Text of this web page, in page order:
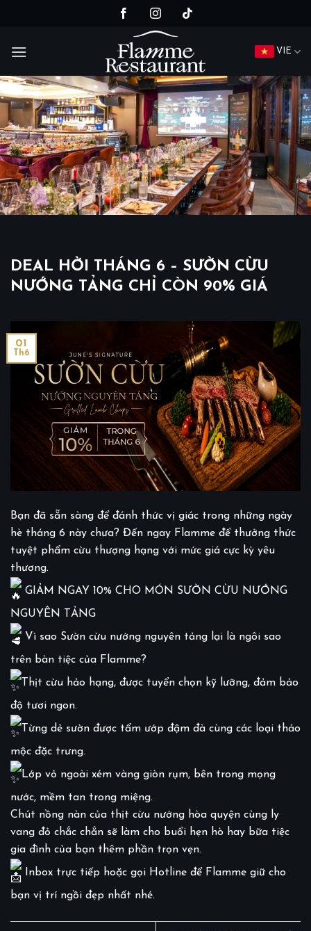
dung
VIE
DEAL HỜI THÁNG 6 – SƯỜN CỪU
NƯỚNG TẢNG CHỈ CÒN 90% GIÁ
01
Th6
Bạn đã sẵn sàng để đánh thức vị giác trong những ngày
hè tháng 6 này chưa? Đến ngay Flamme để thưởng thức
tuyệt phẩm cừu thượng hạng với mức giá cực kỳ yêu
thương.
GIẢM NGAY 10% CHO MÓN SƯỜN CỪU NƯỚNG
NGUYÊN TẢNG
Vì sao Sườn cừu nướng nguyên tảng lại là ngôi sao
trên bàn tiệc của Flamme?
Thịt cừu hảo hạng, được tuyển chọn kỹ lưỡng, đảm bảo
độ tươi ngon.
Từng dẻ sườn được tẩm ướp đậm đà cùng các loại thảo
mộc đặc trưng.
Lớp vỏ ngoài xém vàng giòn rụm, bên trong mọng
nước, mềm tan trong miệng.
Chút nồng nàn của thịt cừu nướng hòa quyện cùng ly
vang đỏ chắc chắn sẽ làm cho buổi hẹn hò hay bữa tiệc
gia đình của bạn thêm phần trọn vẹn.
Inbox trực tiếp hoặc gọi Hotline để Flamme giữ cho
bạn vị trí ngồi đẹp nhất nhé.